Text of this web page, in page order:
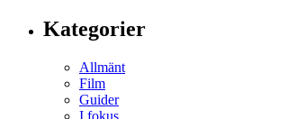
Kategorier
Allmänt
Film
Guider
I fokus